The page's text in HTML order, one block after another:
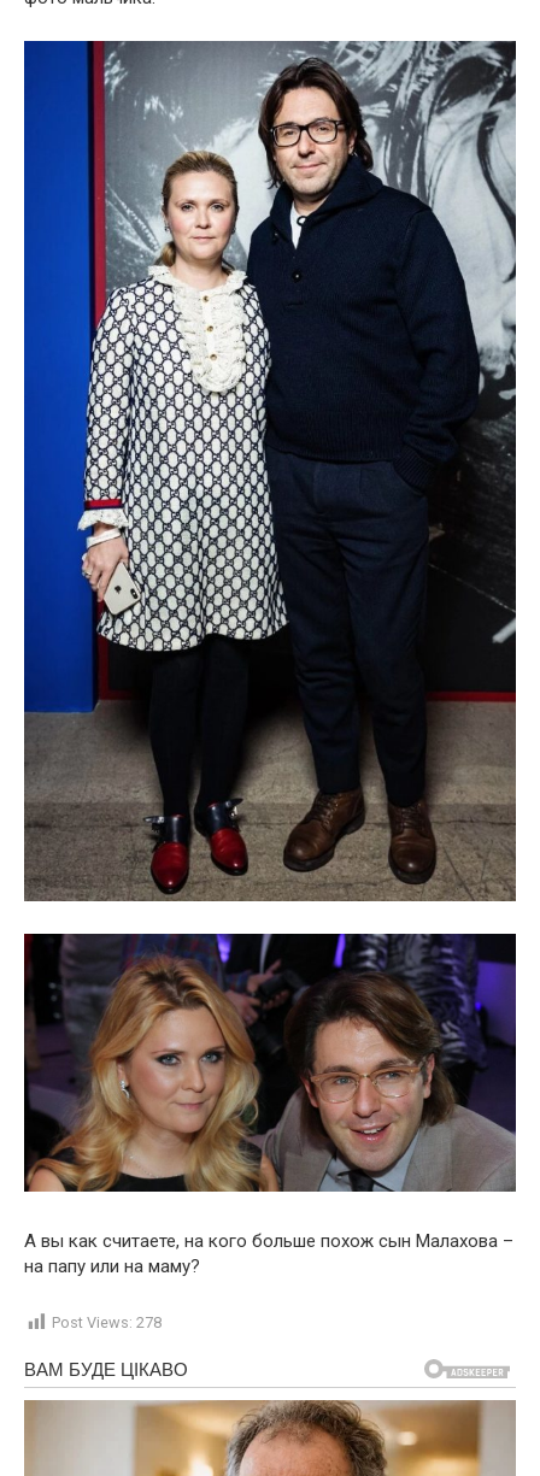
А вы как считаете, на кого больше похож сын Малахова –
на папу или на маму?
Post Views: 278